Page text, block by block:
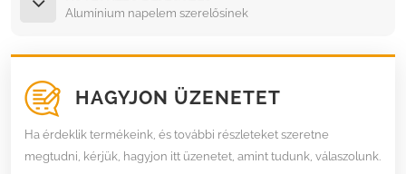
Alumínium napelem szerelősínek
HAGYJON ÜZENETET
Ha érdeklik termékeink, és további részleteket szeretne
megtudni, kérjük, hagyjon itt üzenetet, amint tudunk, válaszolunk.